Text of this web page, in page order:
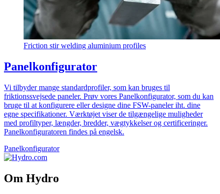
Friction stir welding aluminium profiles
Panelkonfigurator
Vi tilbyder mange standardprofiler, som kan bruges til
friktionssvejsede paneler. Prøv vores Panelkonfigurator, som du kan
bruge til at konfigurere eller designe dine FSW-paneler iht. dine
egne specifikationer. Værktøjet viser de tilgængelige muligheder
med profiltyper, længder, bredder, vægtykkelser og certificeringer.
Panelkonfiguratoren findes på engelsk.
Panelkonfigurator
Om Hydro